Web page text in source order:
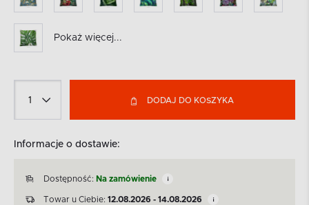
Pokaż więcej...
DODAJ DO KOSZYKA
Informacje o dostawie:
Dostępność: Na zamówienie
Towar u Ciebie: 12.08.2026 - 14.08.2026